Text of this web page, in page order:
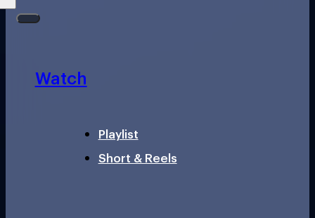
Watch
Playlist
Short & Reels